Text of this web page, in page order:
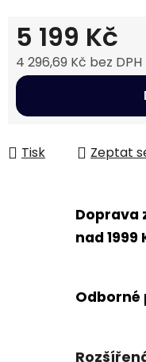
5 199 Kč
4 296,69 Kč bez DPH
Měrná cena:
Tisk Zeptat
Doprava
nad 1999